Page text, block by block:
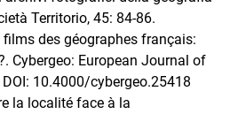
Territorio, 45: 84-86.
des géographes français:
Cybergeo: European Journal of
10.4000/cybergeo.25418
la localité face à la